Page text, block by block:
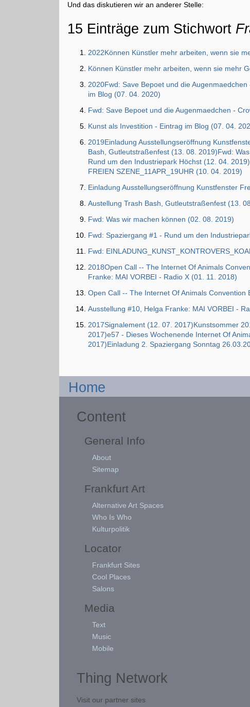
Und das diskutieren wir an anderer Stelle:
15 Einträge zum Stichwort
2022Können Künstler mehr arbeiten, wenn sie
Können Künstler mehr arbeiten, wenn sie mehr
2020Fwd: Save Bepoet und die
im Blog (07. 04. 2020)
Fwd: Save Bepoet und die Augenmaedchen -
Kunst als Investition - Eintrag im Blog (07. 04.
2019Einladung Ausstellungseröffnung
Bash, Gutleutstraßenfest (13. 08. 2019)Fwd:
Rund um den Industriepark Höchst (12. 04.
FREIEN SZENE_11APR_19UHR (10. 04. 2019)
Einladung Ausstellungseröffnung Kunstfenster
Austellung Trash Bash, Gutleutstraßenfest (13.
Fwd: Was wir machen können (02. 08. 2019)
Fwd: Spaziergang #1 - Rund um den
Fwd:
2018Open Call -- The Internet Of Animals
Franke: MAI VORBEI - Radio X (01. 11. 2018)
Open Call -- The Internet Of Animals Convention
Ausstellung #10, Helga Franke: MAI VORBEI -
2017Signalement (12. 07. 2017)Kunstsommer
2017)e57 - Dieses Wochenende Internet Of
2017)Einladung 2. Spaziergang Sonntag
Home
Content
General Info
About
Sitemap
Frankfurt Art
Alternative Art Spaces
Who Is Who
Kulturpolitik
Locator
Frankfurt Sites
Cool Places
Salons
Media
Text
Music
Mobile
Thing Network
Visit our partner sites